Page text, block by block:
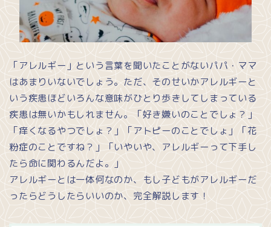
「アレルギー」という言葉を聞いたことがないパパ・ママ
はあまりいないでしょう。ただ、そのせいかアレルギーと
いう疾患ほどいろんな意味がひとり歩きしてしまっている
疾患は無いかもしれません。「好き嫌いのことでしょ？」
「痒くなるやつでしょ？」「アトピーのことでしょ」「花
粉症のことですね？」「いやいや、アレルギーって下手し
たら命に関わるんだよ。」
アレルギーとは一体何なのか、もし子どもがアレルギーだ
ったらどうしたらいいのか、完全解説します！